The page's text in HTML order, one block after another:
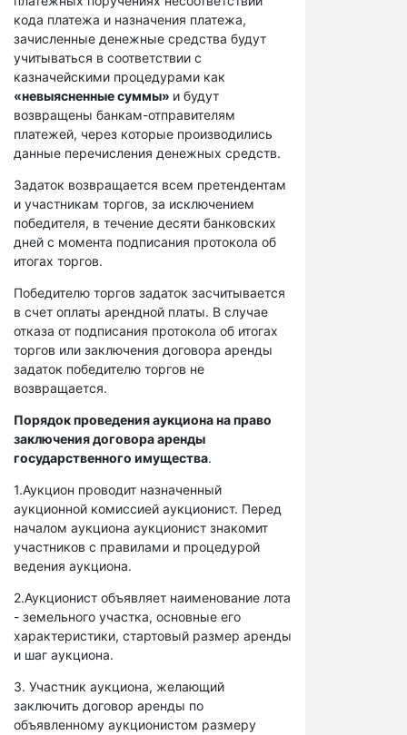
кода платежа и назначения платежа,
зачисленные денежные средства будут
учитываться в соответствии с
казначейскими процедурами как
«невыясненные суммы» и будут
возвращены банкам-отправителям
платежей, через которые производились
данные перечисления денежных средств.
Задаток возвращается всем претендентам
и участникам торгов, за исключением
победителя, в течение десяти банковских
дней с момента подписания протокола об
итогах торгов.
Победителю торгов задаток засчитывается
в счет оплаты арендной платы. В случае
отказа от подписания протокола об итогах
торгов или заключения договора аренды
задаток победителю торгов не
возвращается.
Порядок проведения аукциона на право
заключения договора аренды
государственного имущества.
1.Аукцион проводит назначенный
аукционной комиссией аукционист. Перед
началом аукциона аукционист знакомит
участников с правилами и процедурой
ведения аукциона.
2.Аукционист объявляет наименование лота
- земельного участка, основные его
характеристики, стартовый размер аренды
и шаг аукциона.
3. Участник аукциона, желающий
заключить договор аренды по
объявленному аукционистом размеру